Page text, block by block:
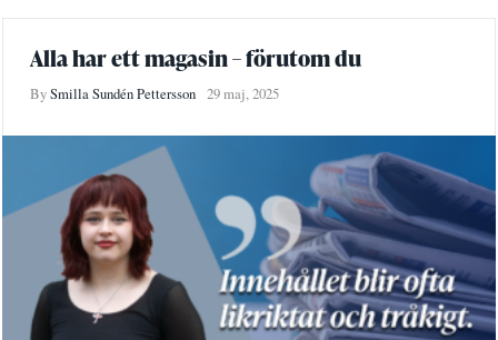
Alla har ett magasin – förutom du
BySmilla Sundén Pettersson 29 maj, 2025